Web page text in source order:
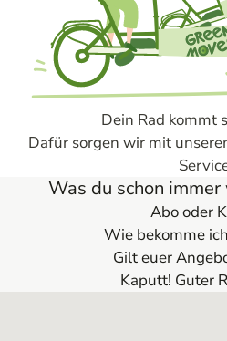
Dein Rad kommt
Dafür sorgen wir mit
Was du schon
Abo oder
Wie bekomme
Gilt euer
Kaputt! Guter